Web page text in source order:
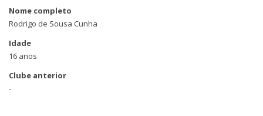
Nome completo
Rodrigo de Sousa Cunha
Idade
16 anos
Clube anterior
-